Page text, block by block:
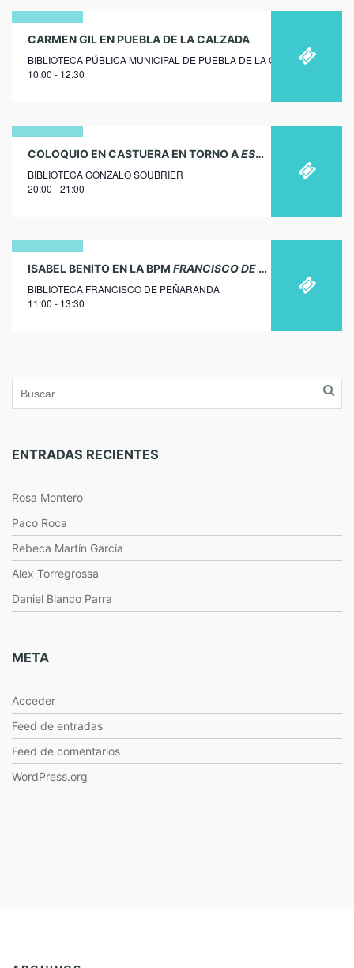
02
marzo
2020
CARMEN GIL EN PUEBLA DE LA CALZADA
BIBLIOTECA PÚBLICA MUNICIPAL DE PUEBLA DE LA CALZADA
10:00 - 12:30
19
noviembre
2019
COLOQUIO EN CASTUERA EN TORNO AESCRITO POR MUJERES
BIBLIOTECA GONZALO SOUBRIER
20:00 - 21:00
09
noviembre
2017
ISABEL BENITO EN LA BPM FRANCISCO DE PEÑARANDA
BIBLIOTECA FRANCISCO DE PEÑARANDA
11:00 - 13:30
ENTRADAS RECIENTES
Rosa Montero
Paco Roca
Rebeca Martín García
Alex Torregrossa
Daniel Blanco Parra
META
Acceder
Feed de entradas
Feed de comentarios
WordPress.org